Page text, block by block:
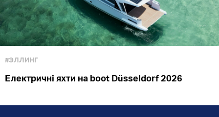
#ЭЛЛИНГ
Електричні яхти на boot Düsseldorf 2026